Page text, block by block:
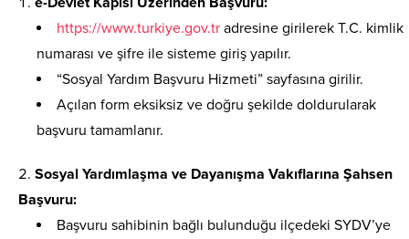
https://www.turkiye.gov.tr adresine girilerek T.C. kimlik
numarası ve şifre ile sisteme giriş yapılır.
“Sosyal Yardım Başvuru Hizmeti” sayfasına girilir.
Açılan form eksiksiz ve doğru şekilde doldurularak
başvuru tamamlanır.
Sosyal Yardımlaşma ve Dayanışma Vakıflarına Şahsen
Başvuru:
Başvuru sahibinin bağlı bulunduğu ilçedeki SYDV’ye